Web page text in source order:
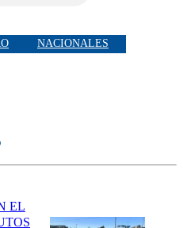
NACIONALES
EL